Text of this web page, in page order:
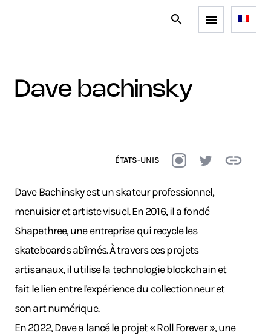
dave bachinsky
ÉTATS-UNIS
Dave Bachinsky est un skateur professionnel,
menuisier et artiste visuel. En 2016, il a fondé
Shapethree, une entreprise qui recycle les
skateboards abîmés. À travers ces projets
artisanaux, il utilise la technologie blockchain et
fait le lien entre l'expérience du collectionneur et
son art numérique.
En 2022, Dave a lancé le projet « Roll Forever », une